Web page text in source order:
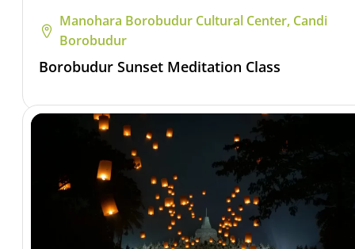
Manohara Borobudur Cultural Center, Candi
Borobudur
Borobudur Sunset Meditation Class